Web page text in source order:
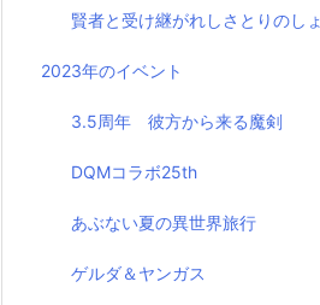
賢者と受け継がれしさとりのしょ
2023年のイベント
3.5周年 彼方から来る魔剣
DQMコラボ25th
あぶない夏の異世界旅行
ゲルダ＆ヤンガス